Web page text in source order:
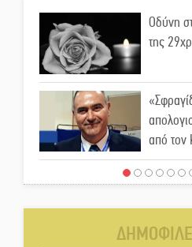
Οδύνη
της
από τον
Μια